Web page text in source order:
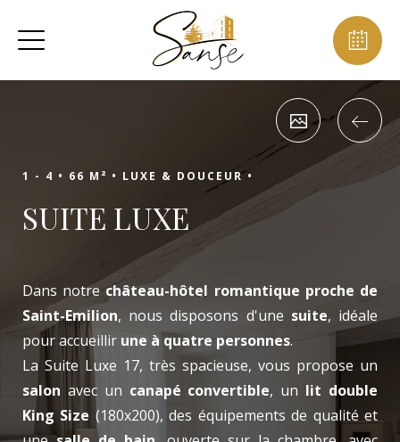
1 - 4 • 66 M² • LUXE & DOUCEUR •
SUITE LUXE
Dans notre château-hôtel romantique proche de
Saint-Emilion, nous disposons d'une suite, idéale
pour accueillir une à quatre personnes.
La Suite Luxe 17, très spacieuse, vous propose un
salon avec un canapé convertible, un lit double
King Size (180x200), des équipements de qualité et